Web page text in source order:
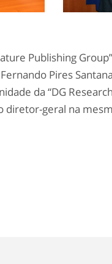
Publishing
Pires
da “DG
diretor-geral na